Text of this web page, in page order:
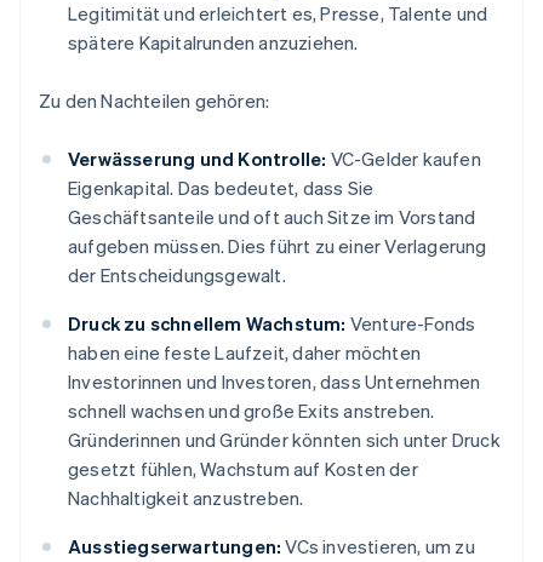
Legitimität und erleichtert es, Presse, Talente und
spätere Kapitalrunden anzuziehen.
Zu den Nachteilen gehören:
Verwässerung und Kontrolle: VC-Gelder kaufen
Eigenkapital. Das bedeutet, dass Sie
Geschäftsanteile und oft auch Sitze im Vorstand
aufgeben müssen. Dies führt zu einer Verlagerung
der Entscheidungsgewalt.
Druck zu schnellem Wachstum: Venture-Fonds
haben eine feste Laufzeit, daher möchten
Investorinnen und Investoren, dass Unternehmen
schnell wachsen und große Exits anstreben.
Gründerinnen und Gründer könnten sich unter Druck
gesetzt fühlen, Wachstum auf Kosten der
Nachhaltigkeit anzustreben.
Ausstiegserwartungen: VCs investieren, um zu